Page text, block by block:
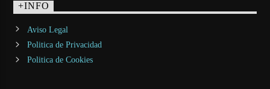
+INFO
Aviso Legal
Politica de Privacidad
Politica de Cookies